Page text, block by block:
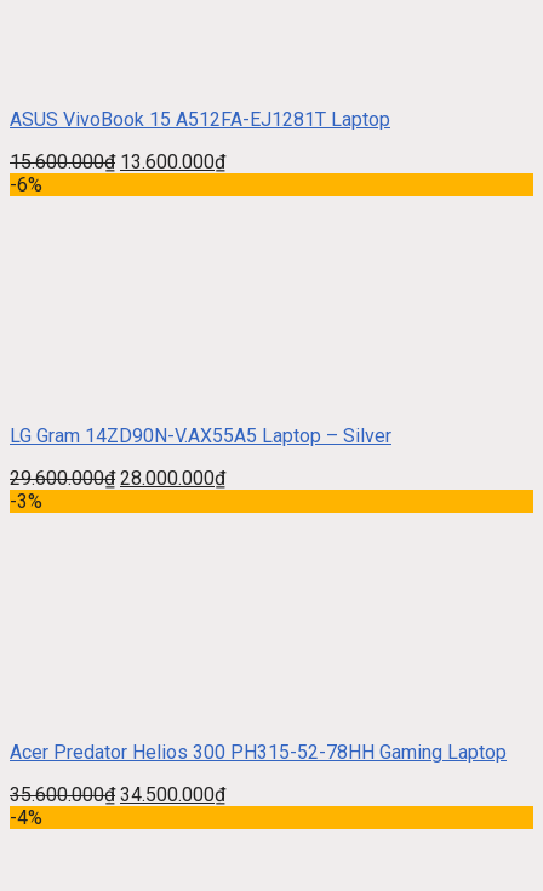
ASUS VivoBook 15 A512FA-EJ1281T Laptop
15.600.000₫ 13.600.000₫
-6%
LG Gram 14ZD90N-V.AX55A5 Laptop – Silver
29.600.000₫ 28.000.000₫
-3%
Acer Predator Helios 300 PH315-52-78HH Gaming Laptop
35.600.000₫ 34.500.000₫
-4%